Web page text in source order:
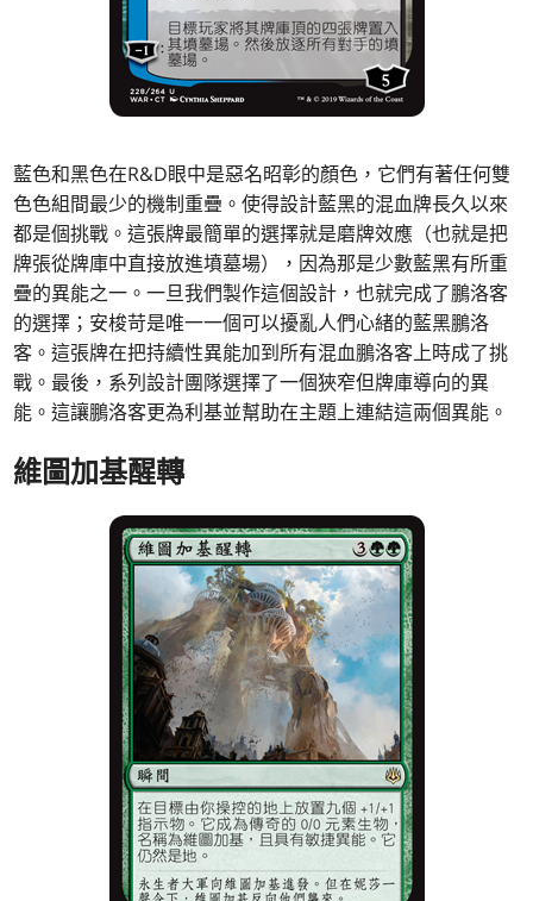
藍色和黑色在R&D眼中是惡名昭彰的顏色，它們有著任何雙
色色組間最少的機制重疊。使得設計藍黑的混血牌長久以來
都是個挑戰。這張牌最簡單的選擇就是磨牌效應（也就是把
牌張從牌庫中直接放進墳墓場），因為那是少數藍黑有所重
疊的異能之一。一旦我們製作這個設計，也就完成了鵬洛客
的選擇；安梭苛是唯一一個可以擾亂人們心緒的藍黑鵬洛
客。這張牌在把持續性異能加到所有混血鵬洛客上時成了挑
戰。最後，系列設計團隊選擇了一個狹窄但牌庫導向的異
能。這讓鵬洛客更為利基並幫助在主題上連結這兩個異能。
維圖加基醒轉